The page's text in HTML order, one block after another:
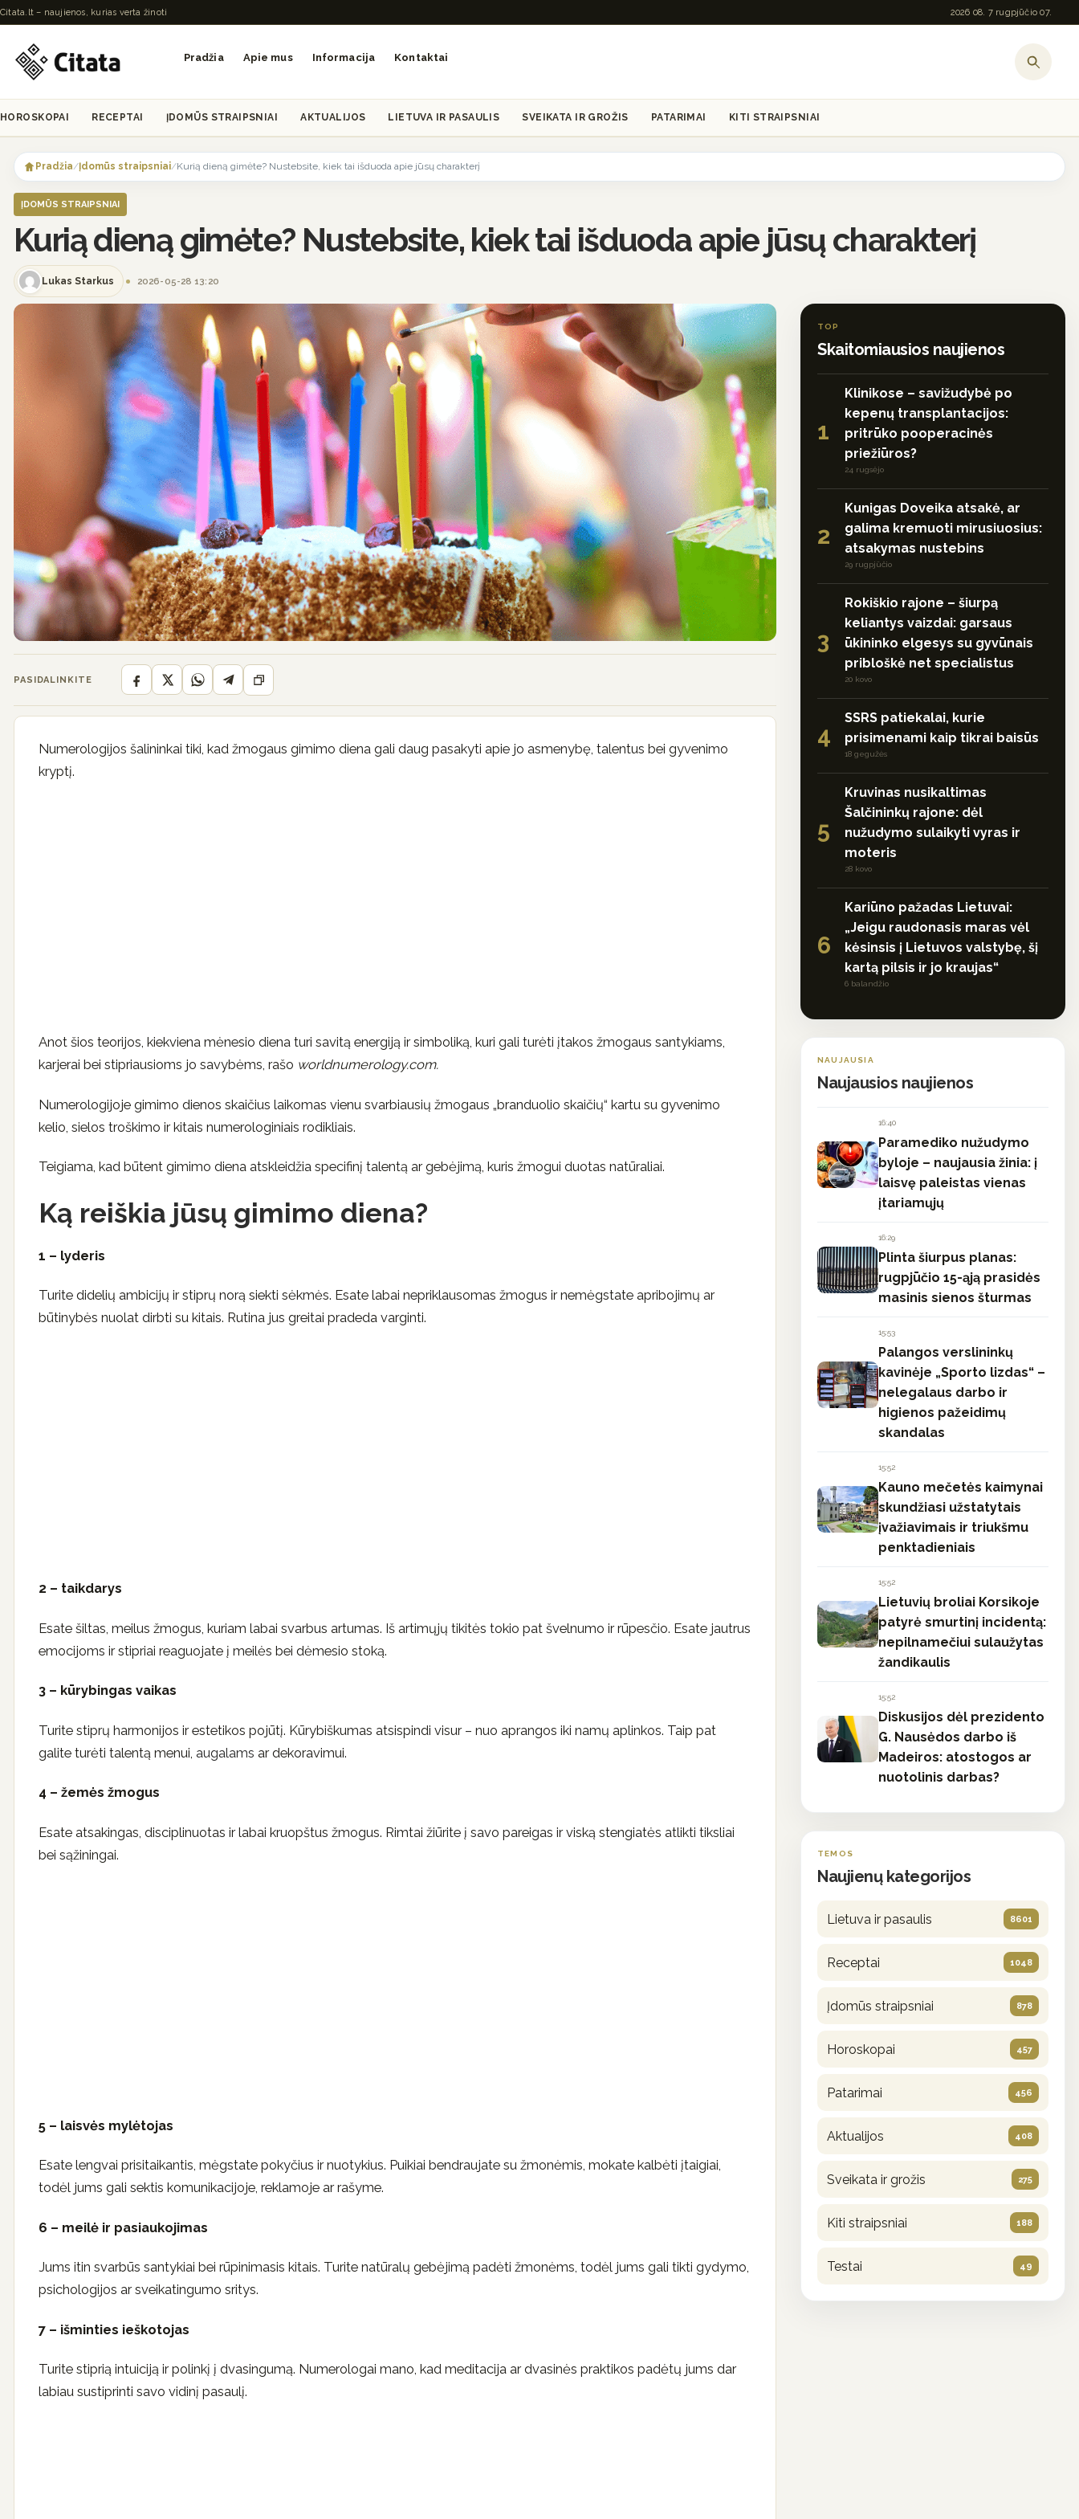
Citata.lt – naujienos, kurias verta žinoti 2026 08. 7 rugpjūčio 07.
Pradžia Apie mus Informacija Kontaktai
HOROSKOPAI RECEPTAI ĮDOMŪS STRAIPSNIAI AKTUALIJOS LIETUVA IR PASAULIS SVEIKATA IR GROŽIS PATARIMAI KITI STRAIPSNIAI
Pradžia/Įdomūs straipsniai/Kurią dieną gimėte? Nustebsite, kiek tai išduoda apie jūsų charakterį
ĮDOMŪS STRAIPSNIAI
Kurią dieną gimėte? Nustebsite, kiek tai išduoda apie jūsų charakterį
Lukas Starkus 2026-05-28 13:20
PASIDALINKITE
Numerologijos šalininkai tiki, kad žmogaus gimimo diena gali daug pasakyti apie jo asmenybę, talentus bei gyvenimo
kryptį.
Anot šios teorijos, kiekviena mėnesio diena turi savitą energiją ir simboliką, kuri gali turėti įtakos žmogaus santykiams,
karjerai bei stipriausioms jo savybėms, rašo worldnumerology.com.
Numerologijoje gimimo dienos skaičius laikomas vienu svarbiausių žmogaus „branduolio skaičių“ kartu su gyvenimo
kelio, sielos troškimo ir kitais numerologiniais rodikliais.
Teigiama, kad būtent gimimo diena atskleidžia specifinį talentą ar gebėjimą, kuris žmogui duotas natūraliai.
Ką reiškia jūsų gimimo diena?
1 – lyderis
Turite didelių ambicijų ir stiprų norą siekti sėkmės. Esate labai nepriklausomas žmogus ir nemėgstate apribojimų ar
būtinybės nuolat dirbti su kitais. Rutina jus greitai pradeda varginti.
2 – taikdarys
Esate šiltas, meilus žmogus, kuriam labai svarbus artumas. Iš artimųjų tikitės tokio pat švelnumo ir rūpesčio. Esate jautrus
emocijoms ir stipriai reaguojate į meilės bei dėmesio stoką.
3 – kūrybingas vaikas
Turite stiprų harmonijos ir estetikos pojūtį. Kūrybiškumas atsispindi visur – nuo aprangos iki namų aplinkos. Taip pat
galite turėti talentą menui, augalams ar dekoravimui.
4 – žemės žmogus
Esate atsakingas, disciplinuotas ir labai kruopštus žmogus. Rimtai žiūrite į savo pareigas ir viską stengiatės atlikti tiksliai
bei sąžiningai.
5 – laisvės mylėtojas
Esate lengvai prisitaikantis, mėgstate pokyčius ir nuotykius. Puikiai bendraujate su žmonėmis, mokate kalbėti įtaigiai,
todėl jums gali sektis komunikacijoje, reklamoje ar rašyme.
6 – meilė ir pasiaukojimas
Jums itin svarbūs santykiai bei rūpinimasis kitais. Turite natūralų gebėjimą padėti žmonėms, todėl jums gali tikti gydymo,
psichologijos ar sveikatingumo sritys.
7 – išminties ieškotojas
Turite stiprią intuiciją ir polinkį į dvasingumą. Numerologai mano, kad meditacija ar dvasinės praktikos padėtų jums dar
labiau sustiprinti savo vidinį pasaulį.
TOP
Skaitomiausios naujienos
1
Klinikose – savižudybė po
kepenų transplantacijos:
pritrūko pooperacinės
priežiūros?
24 rugsėjo
2
Kunigas Doveika atsakė, ar
galima kremuoti mirusiuosius:
atsakymas nustebins
29 rugpjūčio
3
Rokiškio rajone – šiurpą
keliantys vaizdai: garsaus
ūkininko elgesys su gyvūnais
pribloškė net specialistus
20 kovo
4
SSRS patiekalai, kurie
prisimenami kaip tikrai baisūs
18 gegužės
5
Kruvinas nusikaltimas
Šalčininkų rajone: dėl
nužudymo sulaikyti vyras ir
moteris
28 kovo
6
Kariūno pažadas Lietuvai:
„Jeigu raudonasis maras vėl
kėsinsis į Lietuvos valstybę, šį
kartą pilsis ir jo kraujas“
6 balandžio
NAUJAUSIA
Naujausios naujienos
16:40
Paramediko nužudymo
byloje – naujausia žinia: į
laisvę paleistas vienas
įtariamųjų
16:29
Plinta šiurpus planas:
rugpjūčio 15-ąją prasidės
masinis sienos šturmas
15:53
Palangos verslininkų
kavinėje „Sporto lizdas“ –
nelegalaus darbo ir
higienos pažeidimų
skandalas
15:52
Kauno mečetės kaimynai
skundžiasi užstatytais
įvažiavimais ir triukšmu
penktadieniais
15:52
Lietuvių broliai Korsikoje
patyrė smurtinį incidentą:
nepilnamečiui sulaužytas
žandikaulis
15:52
Diskusijos dėl prezidento
G. Nausėdos darbo iš
Madeiros: atostogos ar
nuotolinis darbas?
TEMOS
Naujienų kategorijos
Lietuva ir pasaulis 8601
Receptai 1048
Įdomūs straipsniai 878
Horoskopai 457
Patarimai 456
Aktualijos 408
Sveikata ir grožis 275
Kiti straipsniai 188
Testai 49